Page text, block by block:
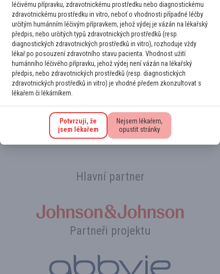
Další partnerská sdělení
Přihlaste se k odběru novinek
Na novinky Vás rádi upozorníme. Stačí se jen
registrovat k odběru e‑mailu.
Hlavní partner
Partneři projektu
léčivému přípravku, zdravotnickému prostředku nebo diagnostickému
zdravotnickému prostředku in vitro, neboť o vhodnosti případné léčby
určitým humánním léčivým přípravkem, jehož výdej je vázán na lékařský
předpis, nebo určitých typů zdravotnických prostředků (resp.
diagnostických zdravotnických prostředků in vitro), rozhoduje vždy
lékař po posouzení zdravotního stavu pacienta. Vhodnost užití
humánního léčivého přípravku, jehož výdej není vázán na lékařský
předpis, nebo zdravotnických prostředků (resp. diagnostických
zdravotnických prostředků in vitro) je vhodné předem zkonzultovat s
lékařem či lékárníkem.
Potvrzuji, že
jsem lékařem
Nejsem lékařem,
opustit stránky